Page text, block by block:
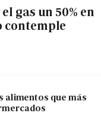
gas un 50% en
contemple
alimentos que más